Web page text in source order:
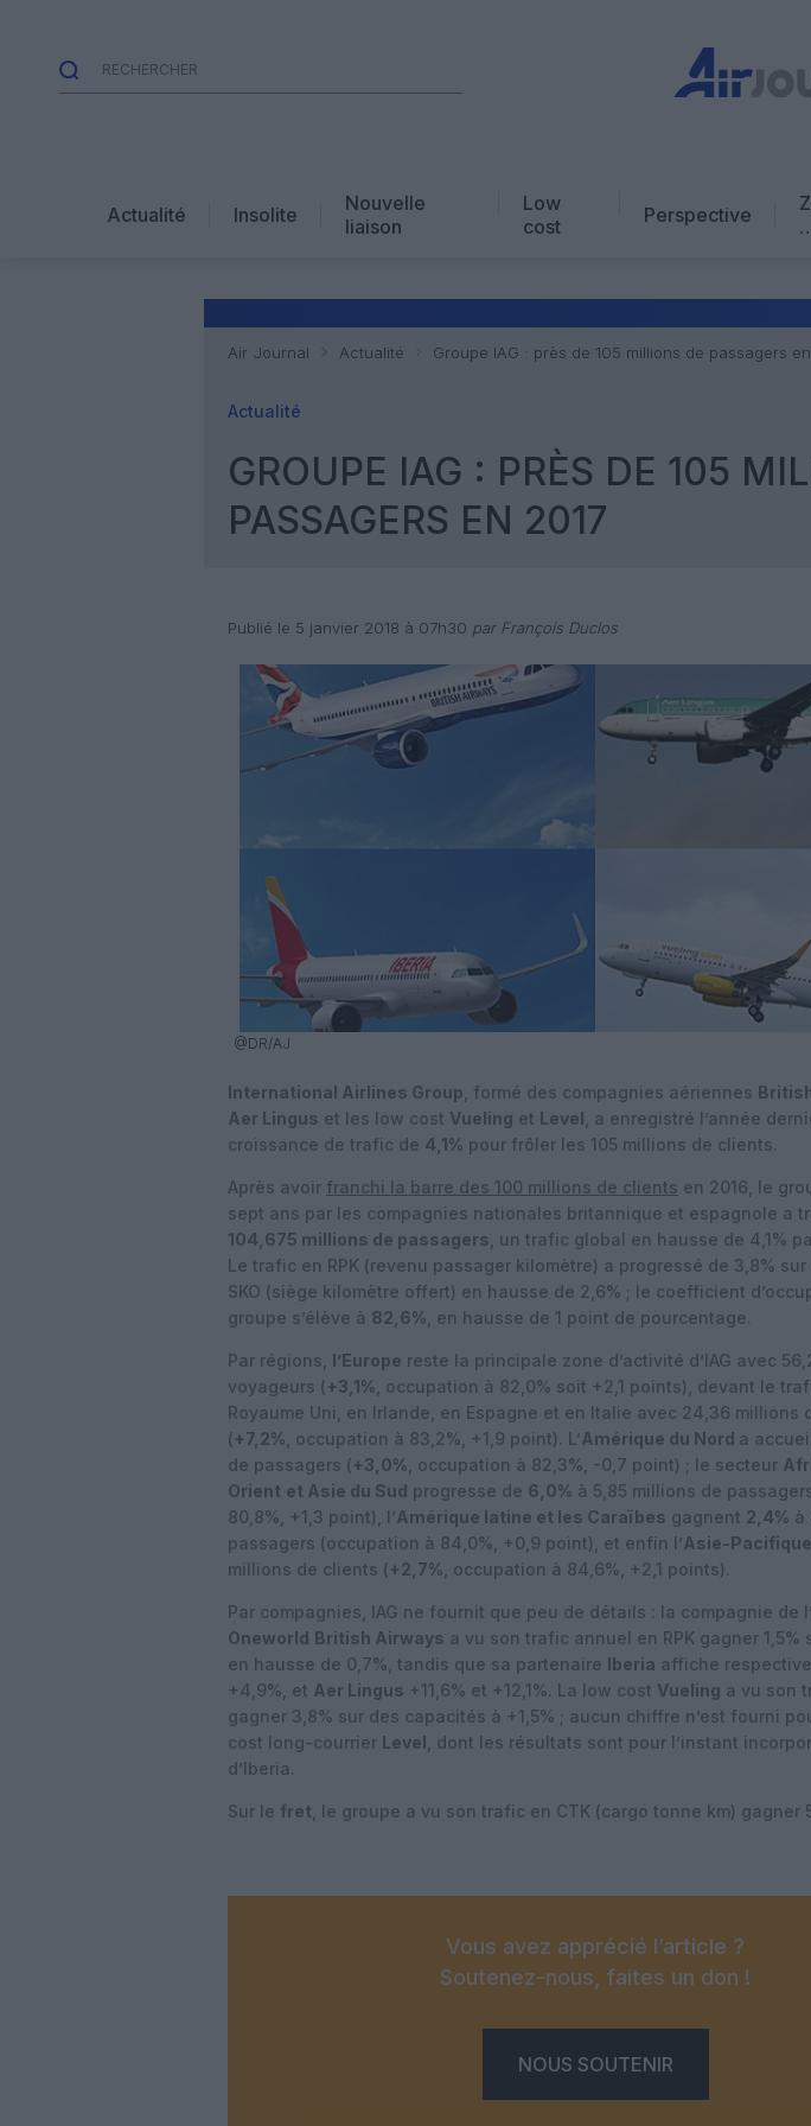
Actualité Insolite
Nouvelle
liaison
Low
cost
Perspective
Air Journal Actualité Groupe IAG : près de 105 millions de passagers
Actualité
GROUPE IAG : PRÈS DE 105
PASSAGERS EN 2017
Publié le 5 janvier 2018 à 07h30 par François Duclos
@DR/AJ
International Airlines Group , formé des compagnies aériennes
Aer Lingus et les low cost Vueling et Level , a enregistré l’année
croissance de trafic de 4,1% pour frôler les 105 millions de clients.
Après avoir franchi la barre des 100 millions de clients en 2016, le
sept ans par les compagnies nationales britannique et espagnole a
104,675 millions de passagers , un trafic global en hausse de 4,1%
Le trafic en RPK (revenu passager kilomètre) a progressé de 3,8%
SKO (siège kilomètre offert) en hausse de 2,6% ; le coefficient
groupe s’élève à 82,6% , en hausse de 1 point de pourcentage.
Par régions, l’Europe reste la principale zone d’activité d’IAG avec
voyageurs (+3,1% , occupation à 82,0% soit +2,1 points), devant le
Royaume Uni, en Irlande, en Espagne et en Italie avec 24,36 millions
(+7,2% , occupation à 83,2%, +1,9 point). L’Amérique du Nord a
de passagers (+3,0% , occupation à 82,3%, -0,7 point) ; le secteur
Orient et Asie du Sud progresse de 6,0% à 5,85 millions de
80,8%, +1,3 point), l’Amérique latine et les Caraïbes gagnent 2,4% à
passagers (occupation à 84,0%, +0,9 point), et enfin l’Asie-Pacifique
millions de clients (+2,7% , occupation à 84,6%, +2,1 points).
Par compagnies, IAG ne fournit que peu de détails : la compagnie de
Oneworld British Airways a vu son trafic annuel en RPK gagner 1,5%
en hausse de 0,7%, tandis que sa partenaire Iberia affiche
+4,9%, et Aer Lingus +11,6% et +12,1%. La low cost Vueling a vu son
gagner 3,8% sur des capacités à +1,5% ; aucun chiffre n’est fourni
cost long-courrier Level , dont les résultats sont pour l’instant
d’Iberia.
Sur le fret , le groupe a vu son trafic en CTK (cargo tonne km) gagner
Vous avez apprécié l’article ?
Soutenez-nous, faites un don !
NOUS SOUTENIR